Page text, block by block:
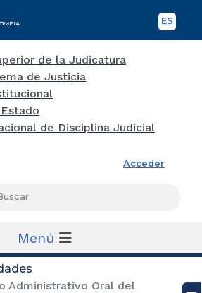
ES
Acceder
Menú
Administrativo Oral del